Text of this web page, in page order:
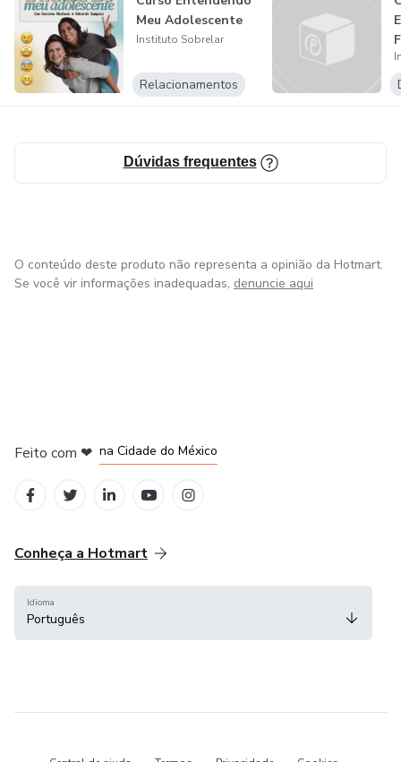
Meu Adolescente
Instituto Sobrelar
Relacionamentos
Dúvidas frequentes
O conteúdo deste produto não representa a opinião da Hotmart.
Se você vir informações inadequadas, denuncie aqui
Feito com ❤ na Cidade do México
Conheça a Hotmart
Idioma
Português